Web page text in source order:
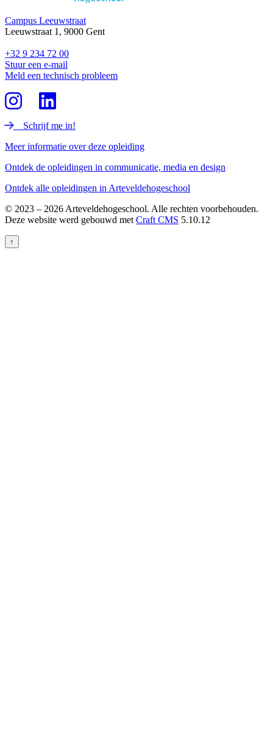
Campus Leeuwstraat
Leeuwstraat 1, 9000 Gent
+32 9 234 72 00
Stuur een e-mail
Meld een technisch probleem
Schrijf me in!
Meer informatie over deze opleiding
Ontdek de opleidingen in communicatie, media en design
Ontdek alle opleidingen in Arteveldehogeschool
© 2023 – 2026 Arteveldehogeschool. Alle rechten voorbehouden.
Deze website werd gebouwd met Craft CMS 5.10.12
↑